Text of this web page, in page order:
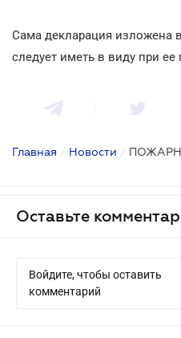
Сама декларация изложена
следует иметь в виду при ее
Главная / Новости /
Оставьте
Войдите, чтобы оставить
комментарий